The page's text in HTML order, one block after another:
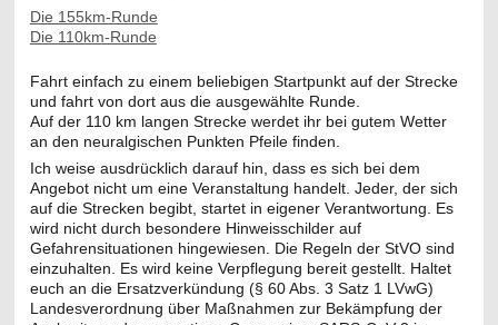
Die 155km-Runde
Die 110km-Runde
Fahrt einfach zu einem beliebigen Startpunkt auf der Strecke
und fahrt von dort aus die ausgewählte Runde.
Auf der 110 km langen Strecke werdet ihr bei gutem Wetter
an den neuralgischen Punkten Pfeile finden.
Ich weise ausdrücklich darauf hin, dass es sich bei dem
Angebot nicht um eine Veranstaltung handelt. Jeder, der sich
auf die Strecken begibt, startet in eigener Verantwortung. Es
wird nicht durch besondere Hinweisschilder auf
Gefahrensituationen hingewiesen. Die Regeln der StVO sind
einzuhalten. Es wird keine Verpflegung bereit gestellt. Haltet
euch an die Ersatzverkündung (§ 60 Abs. 3 Satz 1 LVwG)
Landesverordnung über Maßnahmen zur Bekämpfung der